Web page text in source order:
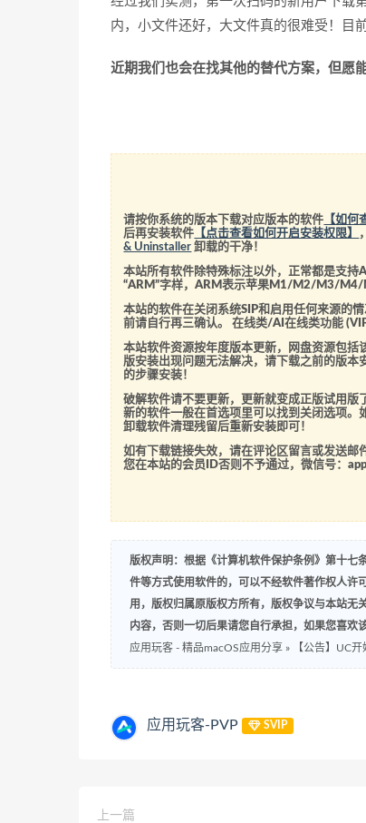
内，小文件还好，大文件真的很难受！目
近期我们也会在找其他的替代方案，但愿能
请按你系统的版本下载对应版本的软件 【如何
后再安装软件 【点击查看如何开启安装权限】
& Uninstaller 卸载的干净！
本站所有软件除特殊标注以外，正常都是支
“ARM”字样，ARM表示苹果M1/M2/M3/M4/
本站的软件在关闭系统SIP和启用任何来源的
前请自行再三确认。 在线类/AI在线类功能
本站软件资源按年度版本更新，网盘资源包
版安装出现问题无法解决，请下载之前的版
的步骤安装！
破解软件请不要更新，更新就变成正版试用版
新的软件一般在首选项里可以找到关闭选项
卸载软件清理残留后重新安装即可！
如有下载链接失效，请在评论区留言或发送邮
您在本站的会员ID否则不予通过，微信号：
版权声明：根据《计算机软件保护条例》第十七
件等方式使用软件的，可以不经软件著作权人许
用，版权归属原版权方所有，版权争议与本站无
内容，否则一切后果请您自行承担，如果您喜欢
应用玩客 - 精品macOS应用分享 » 【公告】UC
应用玩客-PVP SVIP
上一篇